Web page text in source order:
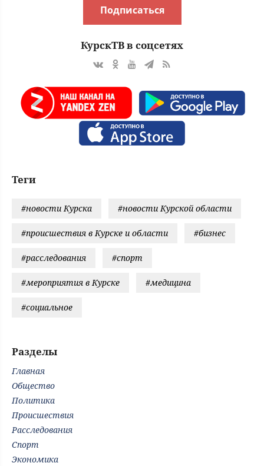
Подписаться
КурскТВ в соцсетях
Теги
#новости Курска #новости Курской области
#происшествия в Курске и области #бизнес
#расследования #спорт
#мероприятия в Курске #медицина
#социальное
Разделы
Главная
Общество
Политика
Происшествия
Расследования
Спорт
Экономика